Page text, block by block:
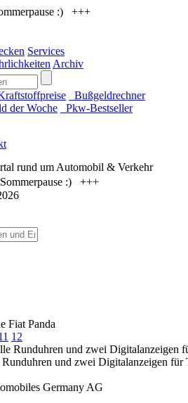
:) +++
Services
Archiv
Bußgeldrechner
der Woche
Pkw-Bestseller
rund um Automobil & Verkehr
:) +++
Fiat Panda
12
und zwei Digitalanzeigen
Germany AG